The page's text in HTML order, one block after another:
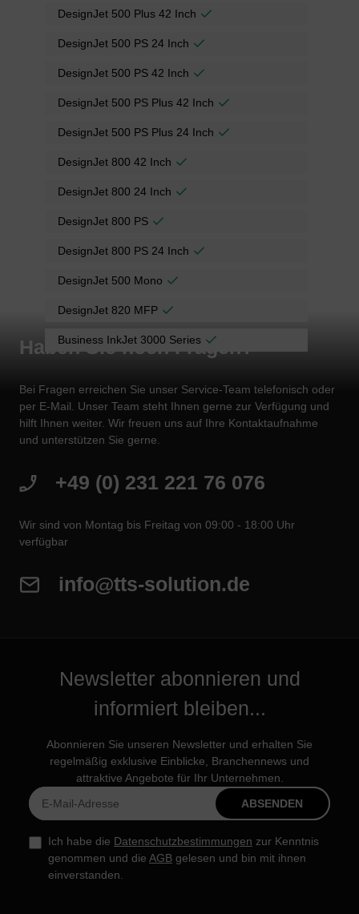
DesignJet 500 Plus 42 Inch
DesignJet 500 PS 24 Inch
DesignJet 500 PS 42 Inch
DesignJet 500 PS Plus 42 Inch
DesignJet 500 PS Plus 24 Inch
DesignJet 800 42 Inch
DesignJet 800 24 Inch
DesignJet 800 PS
DesignJet 800 PS 24 Inch
DesignJet 500 Mono
DesignJet 820 MFP
Business InkJet 3000 Series
Haben Sie noch Fragen?
Bei Fragen erreichen Sie unser Service-Team telefonisch oder
per E-Mail. Unser Team steht Ihnen gerne zur Verfügung und
hilft Ihnen weiter. Wir freuen uns auf Ihre Kontaktaufnahme
und unterstützen Sie gerne.
+49 (0) 231 221 76 076
Wir sind von Montag bis Freitag von 09:00 - 18:00 Uhr
verfügbar
info@tts-solution.de
Newsletter abonnieren und
informiert bleiben...
Abonnieren Sie unseren Newsletter und erhalten Sie
regelmäßig exklusive Einblicke, Branchennews und
attraktive Angebote für Ihr Unternehmen.
ABSENDEN
Ich habe die Datenschutzbestimmungen zur Kenntnis
genommen und die AGB gelesen und bin mit ihnen
einverstanden.